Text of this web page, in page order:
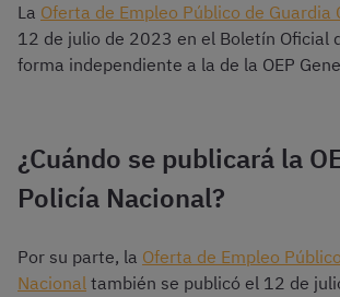
La Oferta de Empleo Público de Guardia
12 de julio de 2023 en el Boletín Oficial
forma independiente a la de la OEP
¿Cuándo se publicará la
Policía Nacional?
Por su parte, la Oferta de Empleo
Nacional también se publicó el 12 de